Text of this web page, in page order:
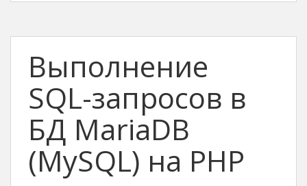
Выполнение
SQL-запросов в
БД MariaDB
(MySQL) на PHP